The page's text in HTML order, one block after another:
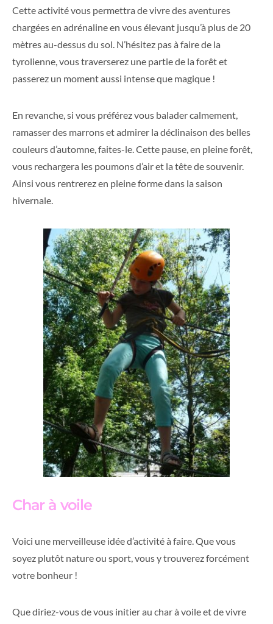
Cette activité vous permettra de vivre des aventures
chargées en adrénaline en vous élevant jusqu’à plus de 20
mètres au-dessus du sol. N’hésitez pas à faire de la
tyrolienne, vous traverserez une partie de la forêt et
passerez un moment aussi intense que magique !
En revanche, si vous préférez vous balader calmement,
ramasser des marrons et admirer la déclinaison des belles
couleurs d’automne, faites-le. Cette pause, en pleine forêt,
vous rechargera les poumons d’air et la tête de souvenir.
Ainsi vous rentrerez en pleine forme dans la saison
hivernale.
Char à voile
Voici une merveilleuse idée d’activité à faire. Que vous
soyez plutôt nature ou sport, vous y trouverez forcément
votre bonheur !
Que diriez-vous de vous initier au char à voile et de vivre